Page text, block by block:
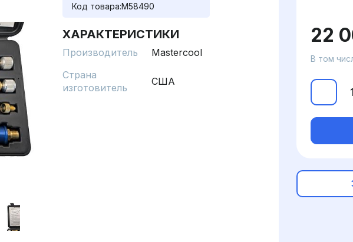
Код товара:M58490
ХАРАКТЕРИСТИКИ
Производитель
Mastercool
Страна
изготовитель
США
22
В том